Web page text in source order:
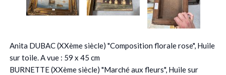
Anita DUBAC (XXème siècle) "Composition florale rose", Huile
sur toile. A vue : 59 x 45 cm
BURNETTE (XXème siècle) "Marché aux fleurs", Huile sur